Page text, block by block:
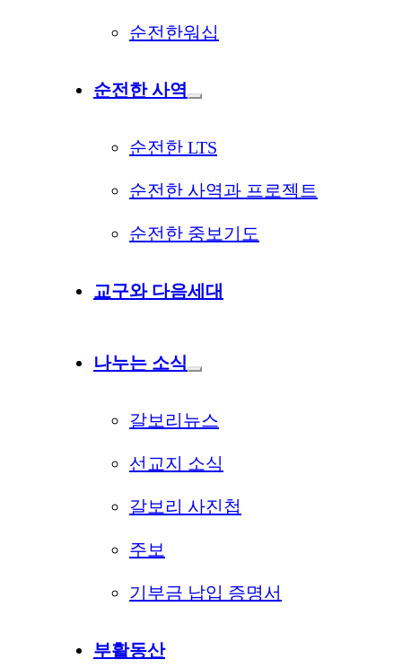
순전한워십
순전한 사역
순전한 LTS
순전한 사역과 프로젝트
순전한 중보기도
교구와 다음세대
나누는 소식
갈보리뉴스
선교지 소식
갈보리 사진첩
주보
기부금 납입 증명서
부활동산